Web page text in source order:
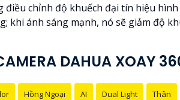
điều chỉnh độ khuếch đại tín hiệu
khi ánh sáng mạnh, nó sẽ giảm độ
DAHUA XOAY
Hồng Ngoại AI Dual Light Thân